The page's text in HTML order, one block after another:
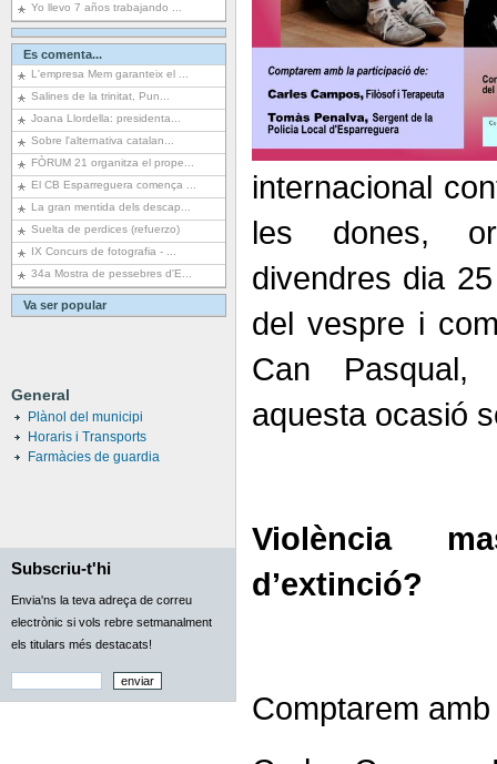
Yo llevo 7 años trabajando ...
Es comenta...
L'empresa Mem garanteix el ...
Salines de la trinitat, Pun...
Joana Llordella: presidenta...
Sobre l'alternativa catalan...
FÒRUM 21 organitza el prope...
El CB Esparreguera comença ...
La gran mentida dels descap...
Suelta de perdices (refuerzo)
IX Concurs de fotografia - ...
34a Mostra de pessebres d'E...
Va ser popular
General
Plànol del municipi
Horaris i Transports
Farmàcies de guardia
Subscriu-t'hi
Envia'ns la teva adreça de correu
electrònic si vols rebre setmanalment
els titulars més destacats!
internacional
les dones,
divendres dia
del vespre i
Can
aquesta ocasió
Violència
d’extinció?
Comptarem